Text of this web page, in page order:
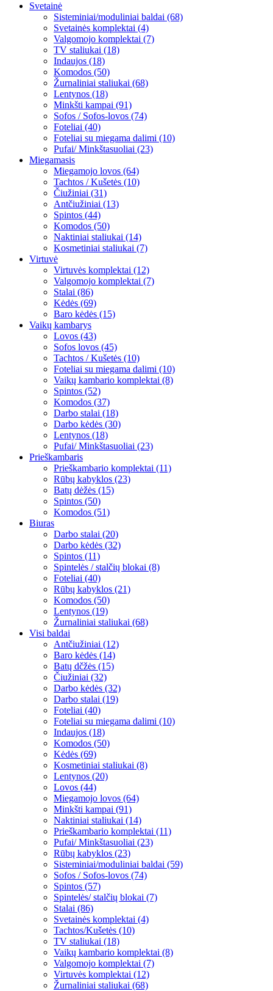
Svetainė
Sisteminiai/moduliniai baldai (68)
Svetainės komplektai (4)
Valgomojo komplektai (7)
TV staliukai (18)
Indaujos (18)
Komodos (50)
Žurnaliniai staliukai (68)
Lentynos (18)
Minkšti kampai (91)
Sofos / Sofos-lovos (74)
Foteliai (40)
Foteliai su miegama dalimi (10)
Pufai/ Minkštasuoliai (23)
Miegamasis
Miegamojo lovos (64)
Tachtos / Kušetės (10)
Čiužiniai (31)
Antčiužiniai (13)
Spintos (44)
Komodos (50)
Naktiniai staliukai (14)
Kosmetiniai staliukai (7)
Virtuvė
Virtuvės komplektai (12)
Valgomojo komplektai (7)
Stalai (86)
Kėdės (69)
Baro kėdės (15)
Vaikų kambarys
Lovos (43)
Sofos lovos (45)
Tachtos / Kušetės (10)
Foteliai su miegama dalimi (10)
Vaikų kambario komplektai (8)
Spintos (52)
Komodos (37)
Darbo stalai (18)
Darbo kėdės (30)
Lentynos (18)
Pufai/ Minkštasuoliai (23)
Prieškambaris
Prieškambario komplektai (11)
Rūbų kabyklos (23)
Batų dėžės (15)
Spintos (50)
Komodos (51)
Biuras
Darbo stalai (20)
Darbo kėdės (32)
Spintos (11)
Spintelės / stalčių blokai (8)
Foteliai (40)
Rūbų kabyklos (21)
Komodos (50)
Lentynos (19)
Žurnaliniai staliukai (68)
Visi baldai
Antčiužiniai (12)
Baro kėdės (14)
Batų dčžės (15)
Čiužiniai (32)
Darbo kėdės (32)
Darbo stalai (19)
Foteliai (40)
Foteliai su miegama dalimi (10)
Indaujos (18)
Komodos (50)
Kėdės (69)
Kosmetiniai staliukai (8)
Lentynos (20)
Lovos (44)
Miegamojo lovos (64)
Minkšti kampai (91)
Naktiniai staliukai (14)
Prieškambario komplektai (11)
Pufai/ Minkštasuoliai (23)
Rūbų kabyklos (23)
Sisteminiai/moduliniai baldai (59)
Sofos / Sofos-lovos (74)
Spintos (57)
Spintelės/ stalčių blokai (7)
Stalai (86)
Svetainės komplektai (4)
Tachtos/Kušetės (10)
TV staliukai (18)
Vaikų kambario komplektai (8)
Valgomojo komplektai (7)
Virtuvės komplektai (12)
Žurnaliniai staliukai (68)